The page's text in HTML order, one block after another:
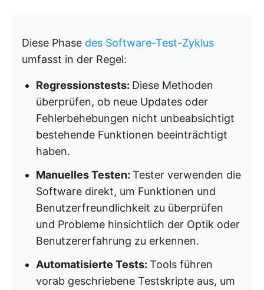
Diese Phase des Software-Test-Zyklus
umfasst in der Regel:
Regressionstests: Diese Methoden
überprüfen, ob neue Updates oder
Fehlerbehebungen nicht unbeabsichtigt
bestehende Funktionen beeinträchtigt
haben.
Manuelles Testen: Tester verwenden die
Software direkt, um Funktionen und
Benutzerfreundlichkeit zu überprüfen
und Probleme hinsichtlich der Optik oder
Benutzererfahrung zu erkennen.
Automatisierte Tests: Tools führen
vorab geschriebene Testskripte aus, um